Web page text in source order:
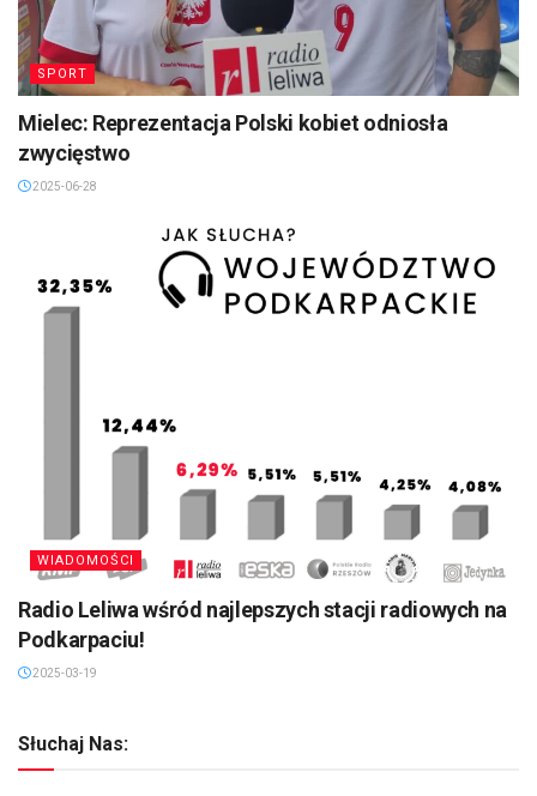
SPORT
Mielec: Reprezentacja Polski kobiet odniosła
zwycięstwo
2025-06-28
WIADOMOŚCI
Radio Leliwa wśród najlepszych stacji radiowych na
Podkarpaciu!
2025-03-19
Słuchaj Nas: